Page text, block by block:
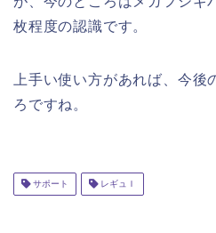
枚程度の認識です。
上手い使い方があれば、今後
ろですね。
サポート レギュＩ